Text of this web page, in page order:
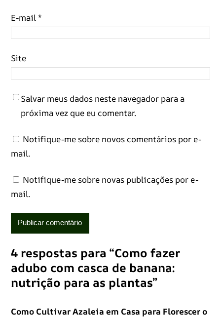
E-mail *
Site
Salvar meus dados neste navegador para a
próxima vez que eu comentar.
Notifique-me sobre novos comentários por e-
mail.
Notifique-me sobre novas publicações por e-
mail.
4 respostas para “Como fazer
adubo com casca de banana:
nutrição para as plantas”
Como Cultivar Azaleia em Casa para Florescer o